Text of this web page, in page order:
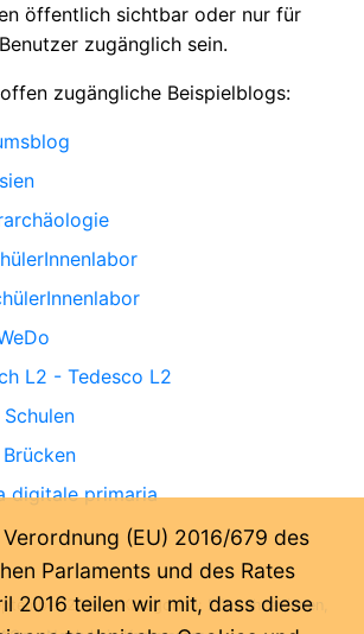
öffentlich sichtbar oder nur für
zugänglich sein.
zugängliche Beispielblogs:
L2 - Tedesco L2
Schulen
digitale primaria
2024- Kategorien: Für Lehrer:innen
(EU) 2016/679 des
Parlaments und des Rates
2016 teilen wir mit, dass diese